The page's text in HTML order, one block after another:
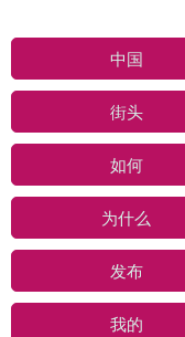
中国
街头
如何
为什么
发布
我的